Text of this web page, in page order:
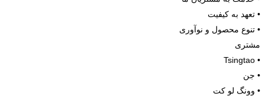
• تعهد به کیفیت
• تنوع محصول و نوآوری
مشتری
• Tsingtao
• جن
• وونگ لو کت